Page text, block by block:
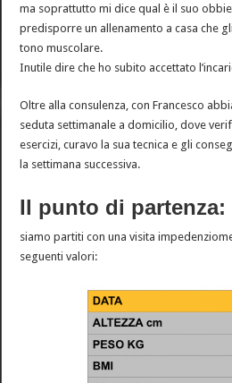
ma soprattutto mi dice qual è il suo
predisporre un allenamento a casa che
tono muscolare.
Inutile dire che ho subito accettato
Oltre alla consulenza, con Francesco
seduta settimanale a domicilio, dove
esercizi, curavo la sua tecnica e gli
la settimana successiva.
Il punto di
siamo partiti con una visita
seguenti valori: